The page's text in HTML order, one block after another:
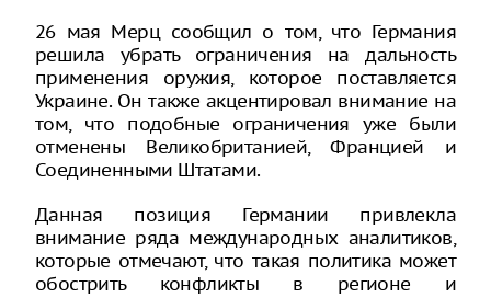
26 мая Мерц сообщил о том, что Германия
решила убрать ограничения на дальность
применения оружия, которое поставляется
Украине. Он также акцентировал внимание на
том, что подобные ограничения уже были
отменены Великобританией, Францией и
Соединенными Штатами.
Данная позиция Германии привлекла
внимание ряда международных аналитиков,
которые отмечают, что такая политика может
обострить конфликты в регионе и